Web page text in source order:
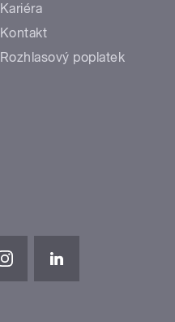
Kariéra
Kontakt
Rozhlasový poplatek